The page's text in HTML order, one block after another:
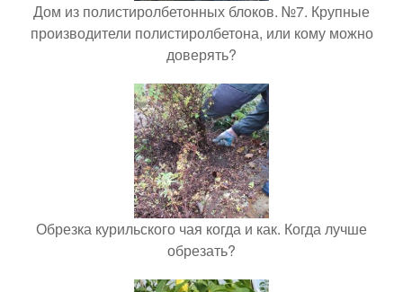
Дом из полистиролбетонных блоков. №7. Крупные
производители полистиролбетона, или кому можно
доверять?
Обрезка курильского чая когда и как. Когда лучше
обрезать?